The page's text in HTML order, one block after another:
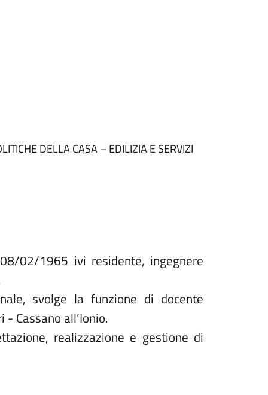
DELLA CASA – EDILIZIA E SERVIZI
02/1965 ivi residente, ingegnere
svolge la funzione di docente
Cassano all’Ionio.
realizzazione e gestione di